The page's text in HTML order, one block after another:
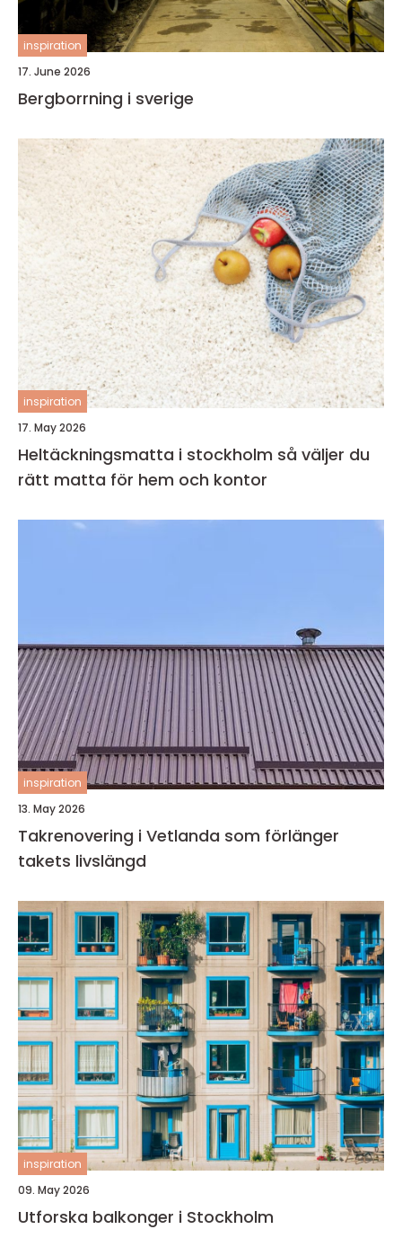
inspiration
17. June 2026
Bergborrning i sverige
inspiration
17. May 2026
Heltäckningsmatta i stockholm så väljer du
rätt matta för hem och kontor
inspiration
13. May 2026
Takrenovering i Vetlanda som förlänger
takets livslängd
inspiration
09. May 2026
Utforska balkonger i Stockholm